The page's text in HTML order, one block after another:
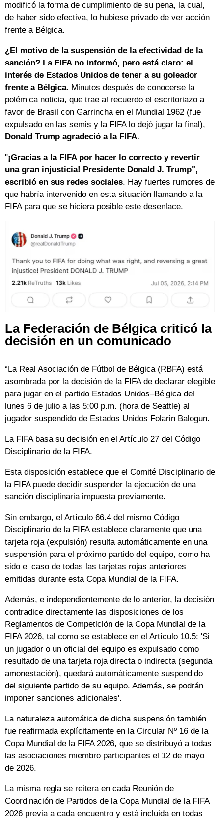
modificó la forma de cumplimiento de su pena, la cual,
de haber sido efectiva, lo hubiese privado de ver acción
frente a Bélgica.
¿El motivo de la suspensión de la efectividad de la
sanción? La FIFA no informó, pero está claro: el
interés de Estados Unidos de tener a su goleador
frente a Bélgica. Minutos después de conocerse la
polémica noticia, que trae al recuerdo el escritoriazo a
favor de Brasil con Garrincha en el Mundial 1962 (fue
expulsado en las semis y la FIFA lo dejó jugar la final),
Donald Trump agradeció a la FIFA.
"¡Gracias a la FIFA por hacer lo correcto y revertir
una gran injusticia! Presidente Donald J. Trump",
escribió en sus redes sociales. Hay fuertes rumores de
que habría intervenido en esta situación llamando a la
FIFA para que se hiciera posible este desenlace.
La Federación de Bélgica criticó la
decisión en un comunicado
“La Real Asociación de Fútbol de Bélgica (RBFA) está
asombrada por la decisión de la FIFA de declarar elegible
para jugar en el partido Estados Unidos–Bélgica del
lunes 6 de julio a las 5:00 p.m. (hora de Seattle) al
jugador suspendido de Estados Unidos Folarin Balogun.
La FIFA basa su decisión en el Artículo 27 del Código
Disciplinario de la FIFA.
Esta disposición establece que el Comité Disciplinario de
la FIFA puede decidir suspender la ejecución de una
sanción disciplinaria impuesta previamente.
Sin embargo, el Artículo 66.4 del mismo Código
Disciplinario de la FIFA establece claramente que una
tarjeta roja (expulsión) resulta automáticamente en una
suspensión para el próximo partido del equipo, como ha
sido el caso de todas las tarjetas rojas anteriores
emitidas durante esta Copa Mundial de la FIFA.
Además, e independientemente de lo anterior, la decisión
contradice directamente las disposiciones de los
Reglamentos de Competición de la Copa Mundial de la
FIFA 2026, tal como se establece en el Artículo 10.5: 'Si
un jugador o un oficial del equipo es expulsado como
resultado de una tarjeta roja directa o indirecta (segunda
amonestación), quedará automáticamente suspendido
del siguiente partido de su equipo. Además, se podrán
imponer sanciones adicionales'.
La naturaleza automática de dicha suspensión también
fue reafirmada explícitamente en la Circular Nº 16 de la
Copa Mundial de la FIFA 2026, que se distribuyó a todas
las asociaciones miembro participantes el 12 de mayo
de 2026.
La misma regla se reitera en cada Reunión de
Coordinación de Partidos de la Copa Mundial de la FIFA
2026 previa a cada encuentro y está incluida en todas